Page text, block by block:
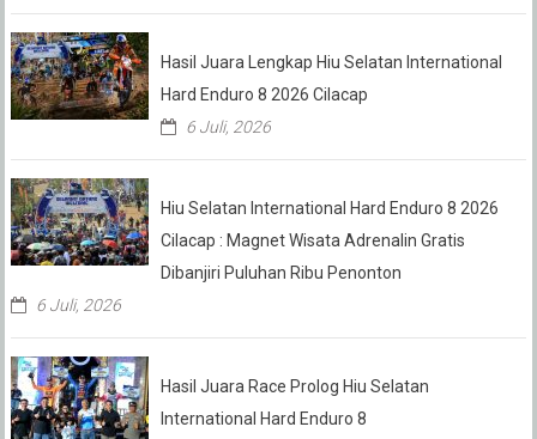
Hasil Juara Lengkap Hiu Selatan International
Hard Enduro 8 2026 Cilacap
6 Juli, 2026
Hiu Selatan International Hard Enduro 8 2026
Cilacap : Magnet Wisata Adrenalin Gratis
Dibanjiri Puluhan Ribu Penonton
6 Juli, 2026
Hasil Juara Race Prolog Hiu Selatan
International Hard Enduro 8